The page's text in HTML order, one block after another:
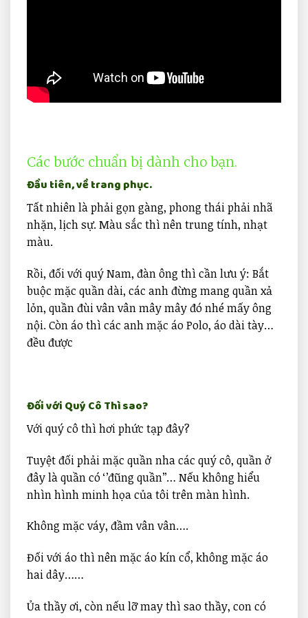
Các bước chuẩn bị dành cho bạn.
Đầu tiên, về trang phục.
Tất nhiên là phải gọn gàng, phong thái phải nhã
nhặn, lịch sự. Màu sắc thì nên trung tính, nhạt
màu.
Rồi, đối với quý Nam, đàn ông thì cần lưu ý: Bắt
buộc mặc quần dài, các anh đừng mang quần xả
lỏn, quần đùi vân vân mây mây đó nhé mấy ông
nội. Còn áo thì các anh mặc áo Polo, áo dài tày…
đều được
Đối với Quý Cô Thì sao?
Với quý cô thì hơi phức tạp đây?
Tuyệt đối phải mặc quần nha các quý cô, quần ở
đây là quần có ‘’đũng quần’’… Nếu không hiểu
nhìn hình minh họa của tôi trên màn hình.
Không mặc váy, đầm vân vân….
Đối với áo thì nên mặc áo kín cổ, không mặc áo
hai dây……
Ủa thầy ơi, còn nếu lỡ may thì sao thầy, con có